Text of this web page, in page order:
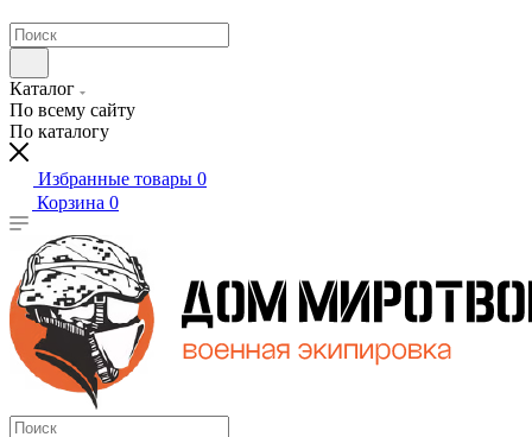
Каталог
По всему сайту
По каталогу
Избранные товары 0
Корзина 0